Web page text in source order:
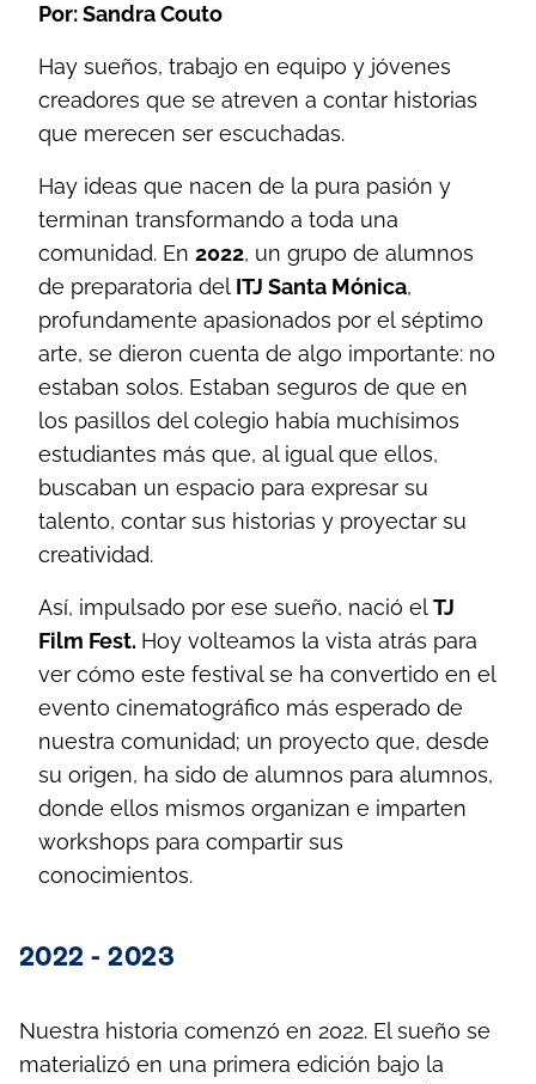
Por: Sandra Couto
Hay sueños, trabajo en equipo y jóvenes
creadores que se atreven a contar historias
que merecen ser escuchadas.
Hay ideas que nacen de la pura pasión y
terminan transformando a toda una
comunidad. En 2022, un grupo de alumnos
de preparatoria del ITJ Santa Mónica,
profundamente apasionados por el séptimo
arte, se dieron cuenta de algo importante: no
estaban solos. Estaban seguros de que en
los pasillos del colegio había muchísimos
estudiantes más que, al igual que ellos,
buscaban un espacio para expresar su
talento, contar sus historias y proyectar su
creatividad.
Así, impulsado por ese sueño, nació elTJ
Film Fest. Hoy volteamos la vista atrás para
ver cómo este festival se ha convertido en el
evento cinematográfico más esperado de
nuestra comunidad; un proyecto que, desde
su origen, ha sido de alumnos para alumnos,
donde ellos mismos organizan e imparten
workshops para compartir sus
conocimientos.
2022 - 2023
Nuestra historia comenzó en 2022. El sueño se
materializó en una primera edición bajo la